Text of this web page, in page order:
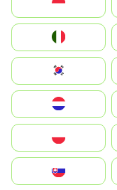
South Korea